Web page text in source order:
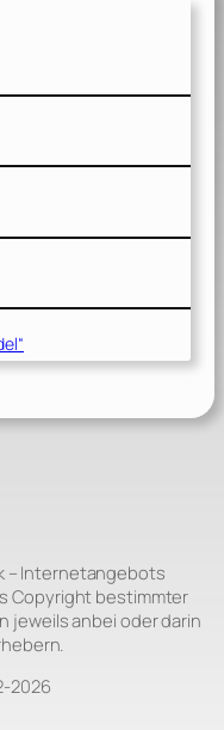
– Internetangebots
Copyright bestimmter
jeweils anbei oder darin